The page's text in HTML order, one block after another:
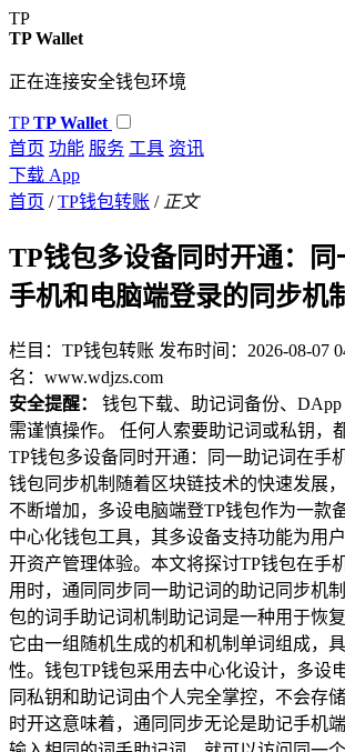
TP
TP Wallet
正在连接安全钱包环境
TP TP Wallet
首页 功能 服务 工具 资讯
下载 App
首页 / TP钱包转账 / 正文
TP钱包多设备同时开通：同
手机和电脑端登录的同步机
栏目：TP钱包转账 发布时间：2026-08-07
名：www.wdjzs.com
安全提醒：
钱包下载、助记词备份、
需谨慎操作。 任何人索要助记词或私钥，
TP钱包多设备同时开通：同一助记词在手
钱包同步机制随着区块链技术的快速发展
不断增加，多设电脑端登TP钱包作为一款
中心化钱包工具，其多设备支持功能为用
开资产管理体验。本文将探讨TP钱包在手
用时，通同同步同一助记词的助记同步机
包的词手助记词机制助记词是一种用于恢
它由一组随机生成的机和机制单词组成，
性。钱包TP钱包采用去中心化设计，多设
同私钥和助记词由个人完全掌控，不会存
时开这意味着，通同同步无论是助记手机